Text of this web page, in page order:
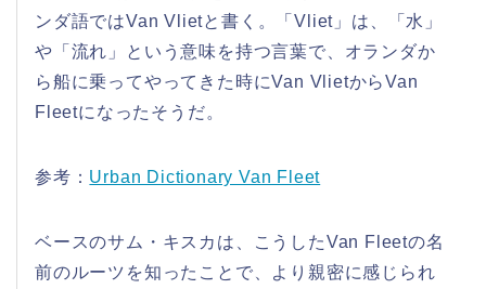
ンダ語ではVan Vlietと書く。「Vliet」は、「水」
や「流れ」という意味を持つ言葉で、オランダか
ら船に乗ってやってきた時にVan VlietからVan
Fleetになったそうだ。
参考： Urban Dictionary Van Fleet
ベースのサム・キスカは、こうしたVan Fleetの名
前のルーツを知ったことで、より親密に感じられ